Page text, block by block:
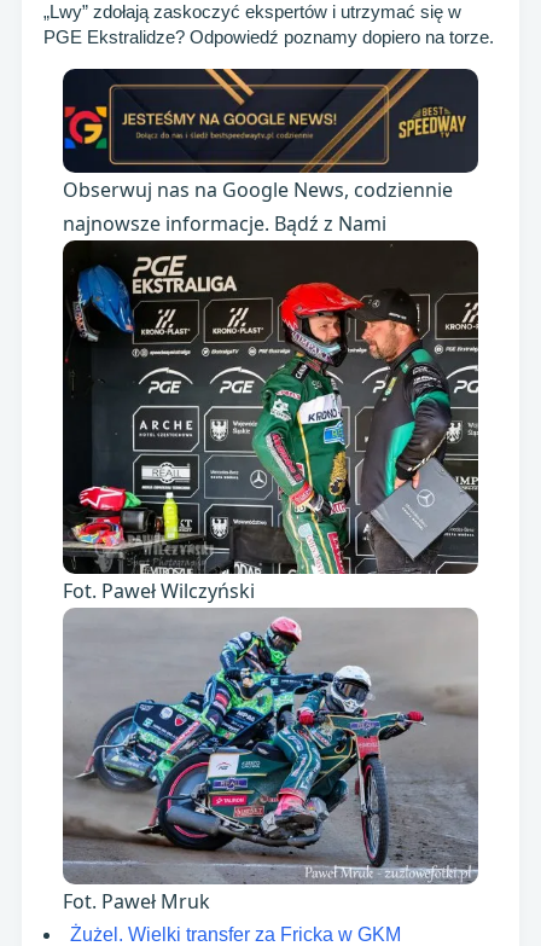
„Lwy” zdołają zaskoczyć ekspertów i utrzymać się w
PGE Ekstralidze? Odpowiedź poznamy dopiero na torze.
Obserwuj nas na Google News, codziennie
najnowsze informacje. Bądź z Nami
Fot. Paweł Wilczyński
Fot. Paweł Mruk
Żużel. Wielki transfer za Fricka w GKM